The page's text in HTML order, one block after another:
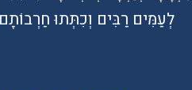
לְעַמִּים רַבִּים וְכִתְּתוּ